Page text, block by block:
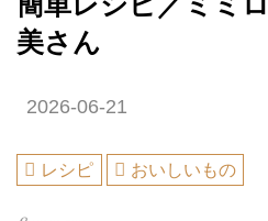
美さん
2026-06-21
レシピ おいしいもの